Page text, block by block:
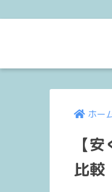
ホー
【
比較